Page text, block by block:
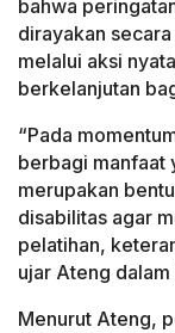
bahwa
dirayakan
melalui aksi
berkelanjutan
“Pada
berbagi manfaat
merupakan
disabilitas agar
pelatihan,
ujar Ateng
Menurut Ateng,